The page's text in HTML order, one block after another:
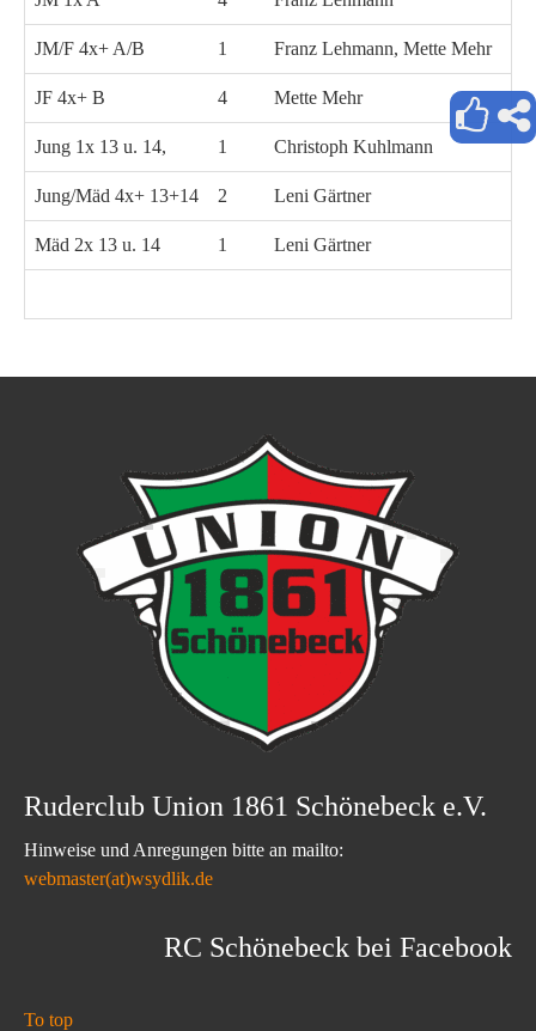
JM/F 4x+ A/B 1 Franz Lehmann, Mette Mehr
JF 4x+ B 4 Mette Mehr
Jung 1x 13 u. 14, 1 Christoph Kuhlmann
Jung/Mäd 4x+ 13+14 2 Leni Gärtner
Mäd 2x 13 u. 14 1 Leni Gärtner
Ruderclub Union 1861 Schönebeck e.V.
Hinweise und Anregungen bitte an mailto:
webmaster(at)wsydlik.de
RC Schönebeck bei Facebook
To top